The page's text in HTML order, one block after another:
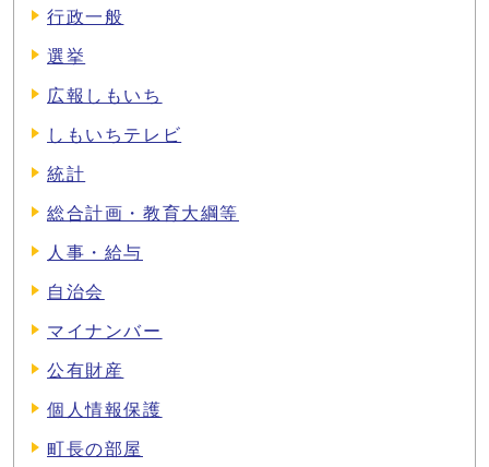
行政一般
選挙
広報しもいち
しもいちテレビ
統計
総合計画・教育大綱等
人事・給与
自治会
マイナンバー
公有財産
個人情報保護
町長の部屋